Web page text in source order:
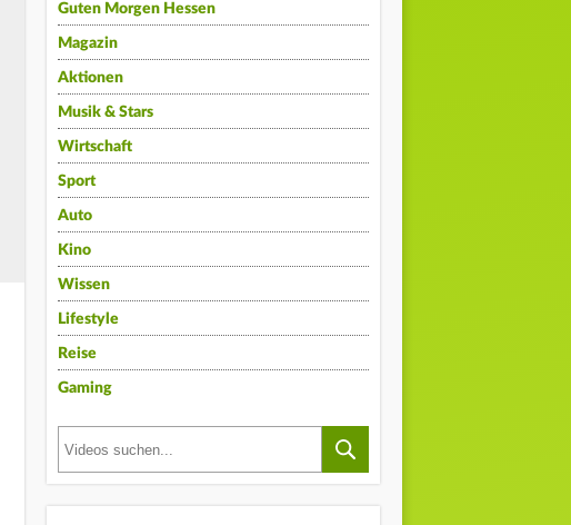
Guten Morgen Hessen
Magazin
Aktionen
Musik & Stars
Wirtschaft
Sport
Auto
Kino
Wissen
Lifestyle
Reise
Gaming